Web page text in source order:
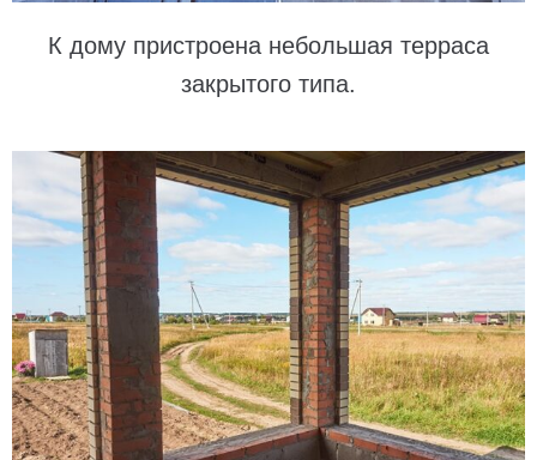
К дому пристроена небольшая терраса
закрытого типа.